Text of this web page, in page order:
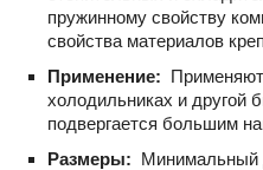
пружинному свойству
свойства материалов
Применение:
холодильниках и другой
подвергается большим
Размеры: Минимальный